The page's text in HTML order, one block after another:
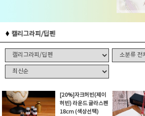
캘리그라피/딥펜
[20%]자크허빈(제이
허빈) 라운드 글라스펜
18cm (색상선택)